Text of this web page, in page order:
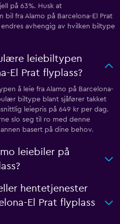
på 63%. Husk at
bil fra Alamo på Barcelona-El Prat
avhengig av hvilken biltype
leiebiltypen
El Prat flyplass?
å leie fra Alamo på Barcelona-
biltype blant sjåfører takket
leiepris på 649 kr per dag.
slo seg til ro med denne
basert på dine behov.
leiebiler på
hentetjenester
El Prat flyplass